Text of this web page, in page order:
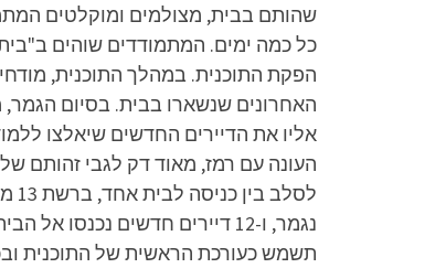
שהותם בבית, מצולמים ומוקלטים
כל כמה ימים. המתמודדים שוהים
הפקת התוכנית. במהלך התוכנית,
האחרונים שנשארו בבית. בסיום הגמר,
העונה עם רמז, מאוד דק לגבי זהותם